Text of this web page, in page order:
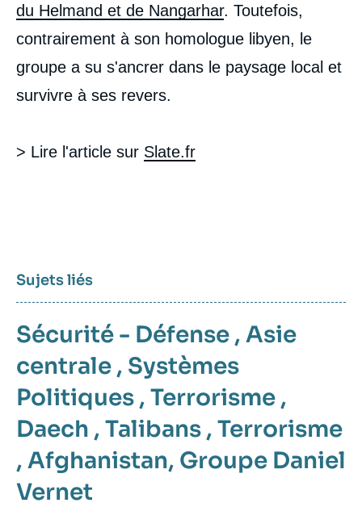
du Helmand et de Nangarhar. Toutefois,
contrairement à son homologue libyen, le
groupe a su s'ancrer dans le paysage local et
survivre à ses revers.
> Lire l'article sur Slate.fr
Sujets liés
Sécurité - Défense , Asie
centrale , Systèmes
Politiques , Terrorisme ,
Daech , Talibans , Terrorisme
, Afghanistan, Groupe Daniel
Vernet